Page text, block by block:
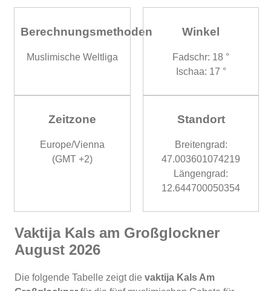
Berechnungsmethoden
Muslimische Weltliga
Winkel
Fadschr: 18 °
Ischaa: 17 °
Zeitzone
Europe/Vienna
(GMT +2)
Standort
Breitengrad:
47.003601074219
Längengrad:
12.644700050354
Vaktija Kals am Großglockner
August 2026
Die folgende Tabelle zeigt die vaktija Kals Am